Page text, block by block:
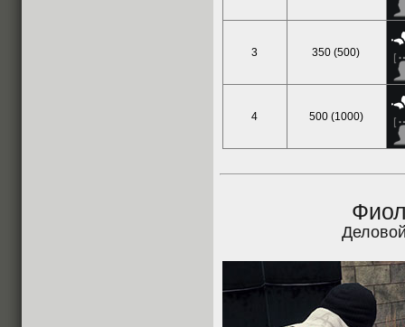
3 350 (500)
4 500 (1000)